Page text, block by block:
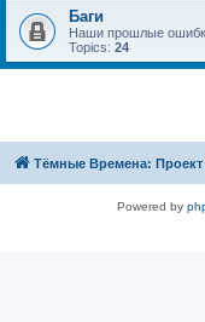
Баги
Наши прошлые
Topics: 24
Тёмные Времена: Проект
Powered by